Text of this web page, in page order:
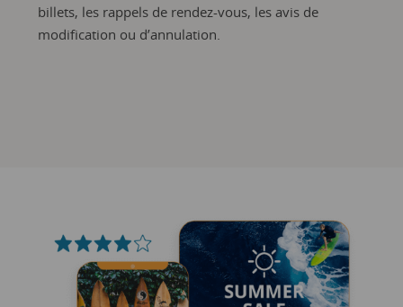
billets, les rappels de rendez-vous, les avis de
modification ou d’annulation.